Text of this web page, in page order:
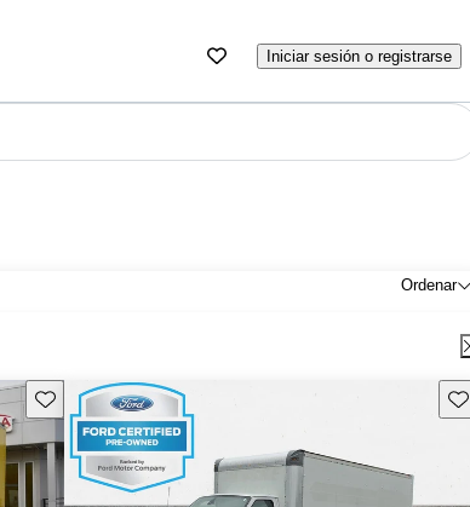
Iniciar sesión o registrarse
Ordenar
Guarda este Aviso